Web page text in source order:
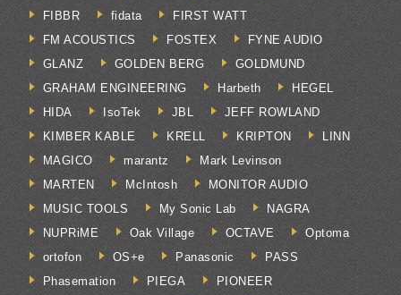
FIBBR
fidata
FIRST WATT
FM ACOUSTICS
FOSTEX
FYNE AUDIO
GLANZ
GOLDEN BERG
GOLDMUND
GRAHAM ENGINEERING
Harbeth
HEGEL
HIDA
IsoTek JBL
JEFF ROWLAND
KIMBER KABLE
KRELL KRIPTON
LINN
MAGICO
marantz
Mark Levinson
MARTEN
McIntosh
MONITOR AUDIO
MUSIC TOOLS
My Sonic Lab
NAGRA
NUPRiME
Oak Village OCTAVE
Optoma
ortofon
OS+e Panasonic
PASS
Phasemation
PIEGA
PIONEER